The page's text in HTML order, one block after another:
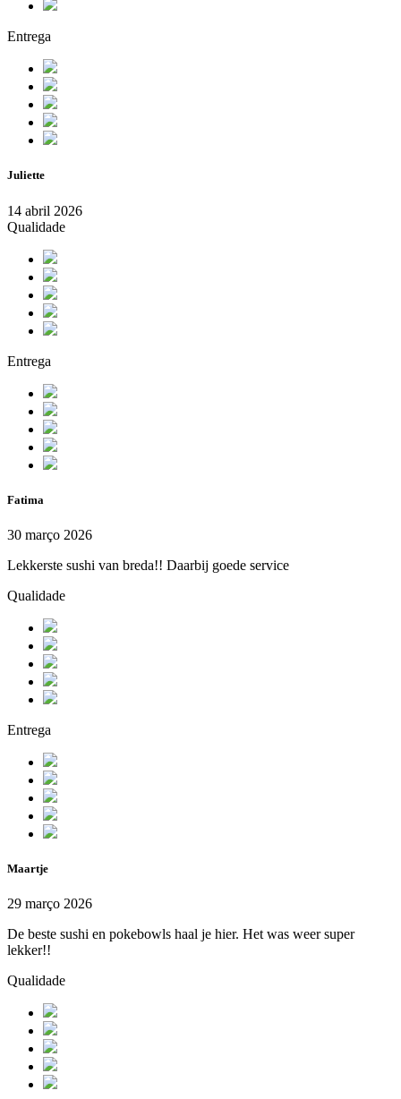
Entrega
Juliette
14 abril 2026
Qualidade
Entrega
Fatima
30 março 2026
Lekkerste sushi van breda!! Daarbij goede service
Qualidade
Entrega
Maartje
29 março 2026
De beste sushi en pokebowls haal je hier. Het was weer super
lekker!!
Qualidade